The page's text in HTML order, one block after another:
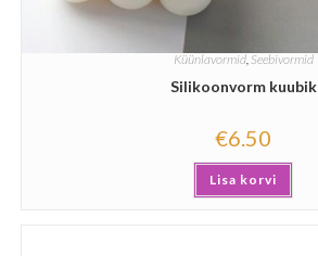
Küünlavormid, Seebivormid
Silikoonvorm kuubik
€6.50
Lisa korvi